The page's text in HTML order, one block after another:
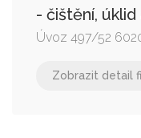
- čištění,
Úvoz 497/52
Zobrazit detail